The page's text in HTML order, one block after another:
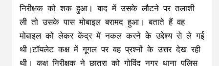
निरीक्षक को शक हुआ। बाद में उसके लौटने पर तलाशी
ली तो उसके पास मोबाइल बरामद हुआ। बताते हैं वह
मोबाइल को लेकर केंद्र में नकल करने के उद्देश्य से ले गई
थी।टॉयलेट कक्ष में गूगल पर वह प्रश्नों के उत्तर देख रही
थी। कक्ष निरीक्षक ने छात्रा को गोविंद नगर थाना पुलिस